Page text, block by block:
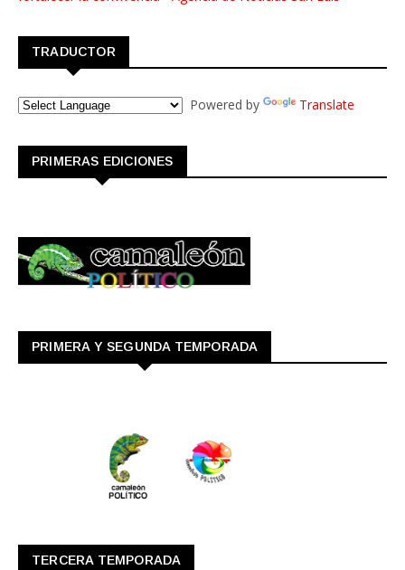
TRADUCTOR
Powered by Translate
PRIMERAS EDICIONES
PRIMERA Y SEGUNDA TEMPORADA
TERCERA TEMPORADA